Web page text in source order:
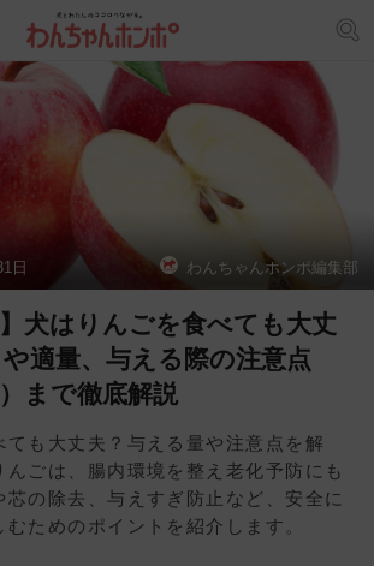
日 わんちゃんホンポ編集部
】犬はりんごを食べても大丈
適量、与える際の注意点
まで徹底解説
ても大丈夫？与える量や注意点を解
んごは、腸内環境を整え老化予防にも
芯の除去、与えすぎ防止など、安全に
ためのポイントを紹介します。